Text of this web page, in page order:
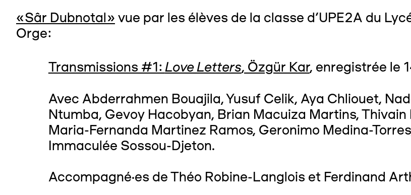
«Sâr Dubnotal» vue par les élèves de la classe d’UPE2A du
Orge:
Transmissions #1: Love Letters, Özgür Kar, enregistrée le
Avec Abderrahmen Bouajila, Yusuf Celik, Aya Chliouet,
Ntumba, Gevoy Hacobyan, Brian Macuiza Martins,
Maria-Fernanda Martinez Ramos, Geronimo Medina-
Immaculée Sossou-Djeton.
Accompagné·es de Théo Robine-Langlois et Ferdinand